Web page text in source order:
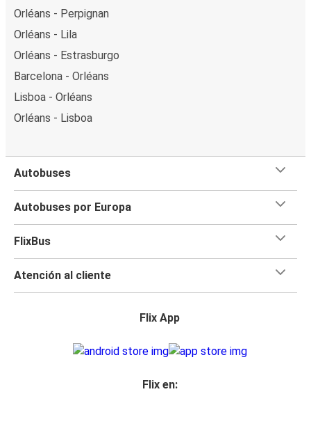
Orléans - Perpignan
Orléans - Lila
Orléans - Estrasburgo
Barcelona - Orléans
Lisboa - Orléans
Orléans - Lisboa
Autobuses
Autobuses por Europa
FlixBus
Atención al cliente
Flix App
Flix en: